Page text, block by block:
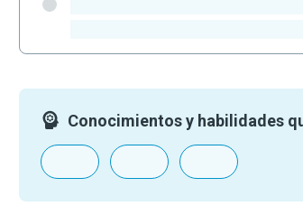
Conocimientos y habilidades